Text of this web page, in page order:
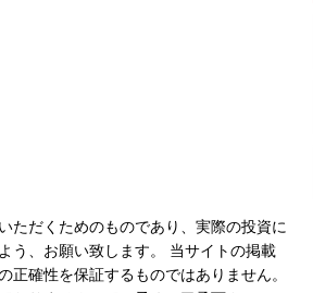
ただくためのものであり、実際の投資に
う、お願い致します。 当サイトの掲載
確性を保証するものではありません。